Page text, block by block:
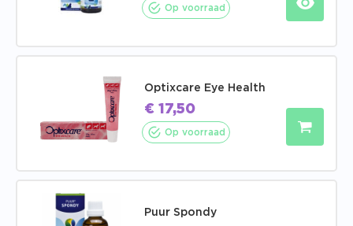
Op voorraad
Optixcare Eye Health
€ 17,50
Op voorraad
Puur Spondy